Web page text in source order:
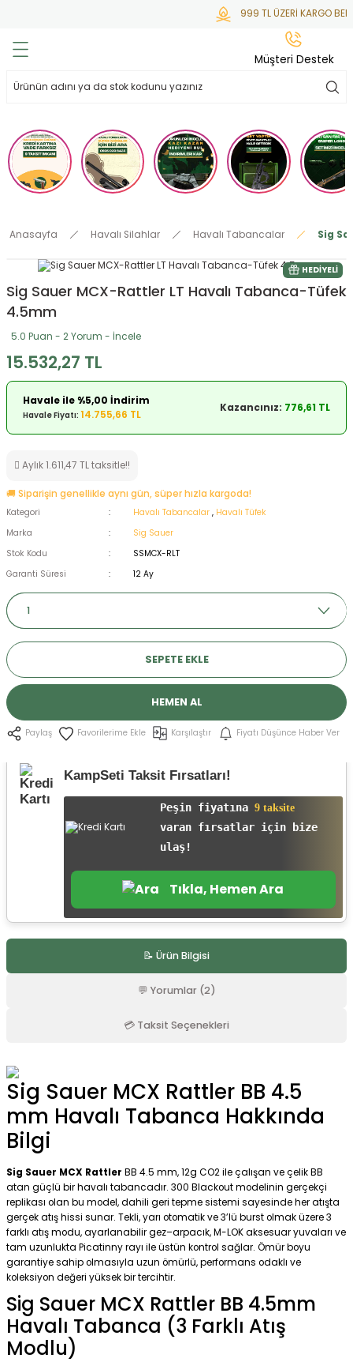
999 TL ÜZERİ KARGO
Mermisi
Tabure
Anasayfa Havalı Silahlar Havalı Tabancalar Sig
HEDIYELI
Sig Sauer MCX-Rattler LT Havalı Tabanca-Tüfek
4.5mm
5.0 Puan - 2 Yorum - İncele
15.532,27 TL
Havale ile %5,00 İndirim
Havale Fiyatı: 14.755,66 TL
Kazancınız: 776,61 TL
Aylık 1.611,47 TL taksitle!!
🚚 Siparişin genellikle aynı gün, süper hızla kargoda!
Kategori Havalı Tabancalar , Havalı Tüfek
Marka
Sig Sauer
Stok Kodu
SSMCX-RLT
Garanti Süresi
12 Ay
SEPETE EKLE
HEMEN AL
Paylaş Karşılaştır Fiyatı Düşünce Haber Ver
KampSeti Taksit Fırsatları!
Peşin fiyatına 9 taksite
varan fırsatlar için bize
ulaş!
Tıkla, Hemen Ara
📝 Ürün Bilgisi
💬 Yorumlar (2)
💳 Taksit Seçenekleri
Sig Sauer MCX Rattler BB 4.5
mm Havalı Tabanca Hakkında
Bilgi
Sig Sauer MCX Rattler BB 4.5 mm, 12g CO2 ile çalışan ve çelik BB
atan güçlü bir havalı tabancadır. 300 Blackout modelinin gerçekçi
replikası olan bu model, dahili geri tepme sistemi sayesinde her atışta
gerçek atış hissi sunar. Tekli, yarı otomatik ve 3’lü burst olmak üzere 3
farklı atış modu, ayarlanabilir gez–arpacık, M-LOK aksesuar yuvaları ve
tam uzunlukta Picatinny rayı ile üstün kontrol sağlar. Ömür boyu
garantiye sahip olmasıyla uzun ömürlü, performans odaklı ve
koleksiyon değeri yüksek bir tercihtir.
Sig Sauer MCX Rattler BB 4.5mm
Havalı Tabanca (3 Farklı Atış
Modlu)